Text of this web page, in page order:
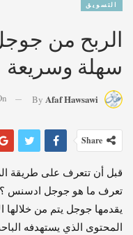
التسويق
الربح من
سهلة وسريعة
By Afaf Hawsawi
Share
قبل أن تتعرف على طريقة
تعرف ما هو جوجل ادسنس ؟
يقدمها جوجل يتم من خلالها
المحتوى الذي يستهدفه